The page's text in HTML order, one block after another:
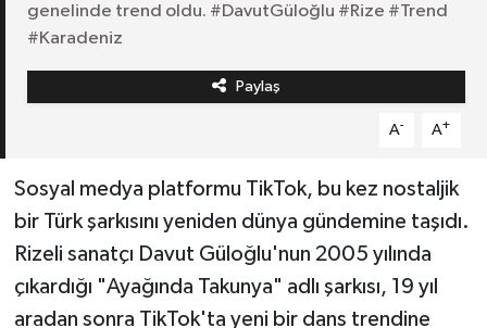
genelinde trend oldu. #DavutGüloğlu #Rize #Trend
#Karadeniz
Paylaş
A- A+
Sosyal medya platformu TikTok, bu kez nostaljik
bir Türk şarkısını yeniden dünya gündemine taşıdı.
Rizeli sanatçı Davut Güloğlu'nun 2005 yılında
çıkardığı "Ayağında Takunya" adlı şarkısı, 19 yıl
aradan sonra TikTok'ta yeni bir dans trendine